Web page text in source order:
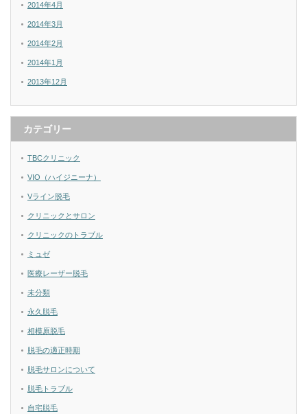
2014年4月
2014年3月
2014年2月
2014年1月
2013年12月
カテゴリー
TBCクリニック
VIO（ハイジニーナ）
Vライン脱毛
クリニックとサロン
クリニックのトラブル
ミュゼ
医療レーザー脱毛
未分類
永久脱毛
相模原脱毛
脱毛の適正時期
脱毛サロンについて
脱毛トラブル
自宅脱毛